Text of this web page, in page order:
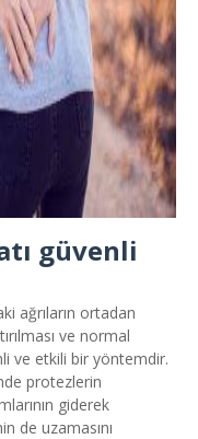
güvenli
ağrıların ortadan
ve normal
ve etkili bir yöntemdir.
protezlerin
giderek
de uzamasını